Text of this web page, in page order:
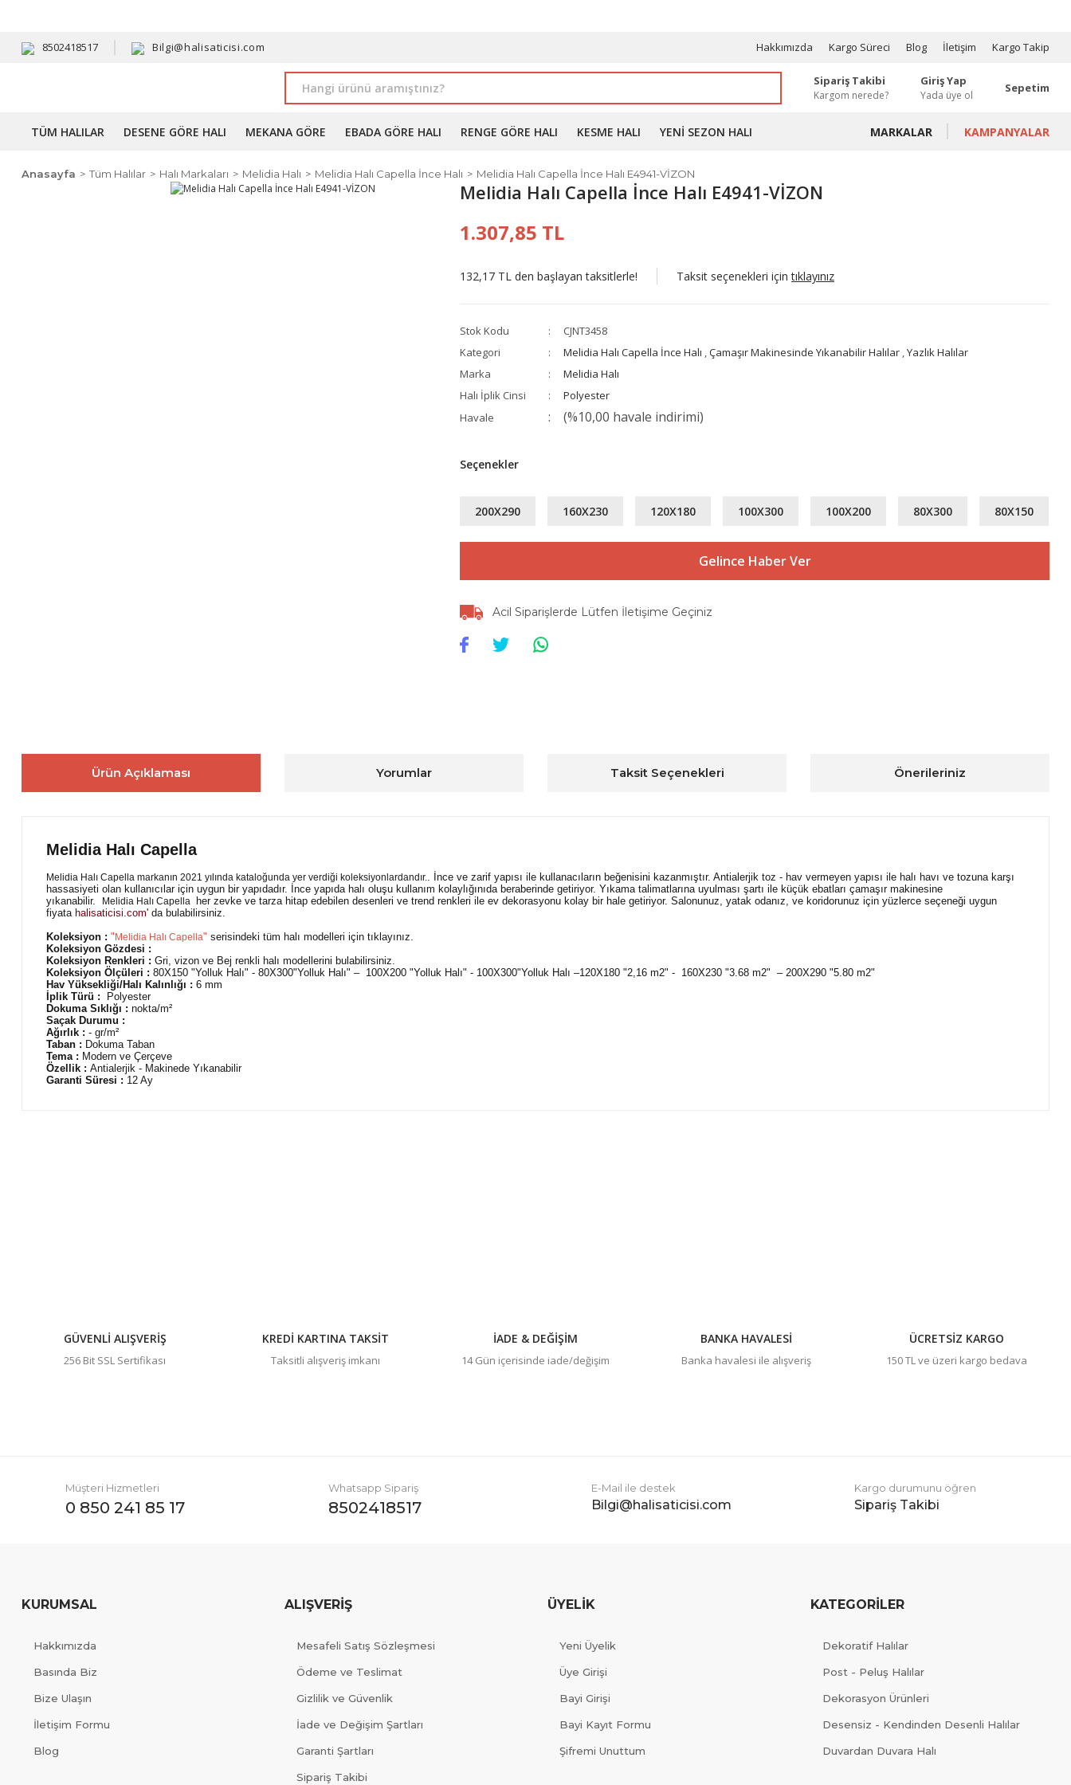
8502418517 Bilgi@halisaticisi.com Hakkımızda Kargo Süreci Blog İletişim Kargo Takip
Sipariş Takibi
Kargom nerede?
Giriş Yap
Yada üye ol
Sepetim
TÜM HALILAR DESENE GÖRE HALI MEKANA GÖRE EBADA GÖRE HALI RENGE GÖRE HALI KESME HALI YENI SEZON HALI MARKALAR KAMPANYALAR
Anasayfa Tüm Halılar Halı Markaları Melidia Halı Melidia Halı Capella İnce Halı Melidia Halı Capella İnce Halı E4941-VİZON
Melidia Halı Capella İnce Halı E4941-VİZON
1.307,85 TL
132,17 TL den başlayan taksitlerle! Taksit seçenekleri içintıklayınız
Stok Kodu
CJNT3458
Kategori
Melidia Halı Capella İnce Halı ,Çamaşır Makinesinde Yıkanabilir Halılar ,Yazlık Halılar
Marka
Melidia Halı
Halı İplik Cinsi
Polyester
Havale
(%10,00 havale indirimi)
Seçenekler
200X290 160X230 120X180 100X300 100X200 80X300 80X150
Gelince Haber Ver
Acil Siparişlerde Lütfen İletişime Geçiniz
Ürün Açıklaması Yorumlar Taksit Seçenekleri Önerileriniz
Melidia Halı Capella
Melidia Halı Capella markanın 2021 yılında kataloğunda yer verdiği koleksiyonlardandır.
. İnce ve zarif yapısı ile kullanacıların beğenisini kazanmıştır. Antialerjik toz - hav vermeyen yapısı ile halı havı ve tozuna karşı
hassasiyeti olan kullanıcılar için uygun bir yapıdadır. İnce yapıda halı oluşu kullanım kolaylığınıda beraberinde getiriyor. Yıkama talimatlarına uyulması şartı ile küçük ebatları çamaşır makinesine
yıkanabilir.
Melidia Halı Capella
her zevke ve tarza hitap edebilen desenleri ve trend renkleri ile ev dekorasyonu kolay bir hale getiriyor. Salonunuz, yatak odanız, ve koridorunuz için yüzlerce seçeneği uygun
fiyata halisaticisi.com' da bulabilirsiniz.
Koleksiyon : "Melidia Halı Capella" serisindeki tüm halı modelleri için tıklayınız.
Koleksiyon Gözdesi :
Koleksiyon Renkleri : Gri, vizon ve Bej renkli halı modellerini bulabilirsiniz.
Koleksiyon Ölçüleri : 80X150 "Yolluk Halı" - 80X300"Yolluk Halı" – 100X200 "Yolluk Halı" - 100X300"Yolluk Halı –120X180 "2,16 m2" - 160X230 "3.68 m2" – 200X290 "5.80 m2"
Hav Yüksekliği/Halı Kalınlığı : 6 mm
İplik Türü : Polyester
Dokuma Sıklığı : nokta/m²
Saçak Durumu :
Ağırlık : - gr/m²
Taban : Dokuma Taban
Tema : Modern ve Çerçeve
Özellik : Antialerjik - Makinede Yıkanabilir
Garanti Süresi : 12 Ay
GÜVENLİ ALIŞVERİŞ
256 Bit SSL Sertifikası
KREDİ KARTINA TAKSİT
Taksitli alışveriş imkanı
İADE & DEĞİŞİM
14 Gün içerisinde iade/değişim
BANKA HAVALESİ
Banka havalesi ile alışveriş
ÜCRETSİZ KARGO
150 TL ve üzeri kargo bedava
Müşteri Hizmetleri
0 850 241 85 17
Whatsapp Sipariş
8502418517
E-Mail ile destek
Bilgi@halisaticisi.com
Kargo durumunu öğren
Sipariş Takibi
KURUMSAL
Hakkımızda
Basında Biz
Bize Ulaşın
İletişim Formu
Blog
ALIŞVERİŞ
Mesafeli Satış Sözleşmesi
Ödeme ve Teslimat
Gizlilik ve Güvenlik
İade ve Değişim Şartları
Garanti Şartları
Sipariş Takibi
ÜYELİK
Yeni Üyelik
Üye Girişi
Bayi Girişi
Bayi Kayıt Formu
Şifremi Unuttum
KATEGORİLER
Dekoratif Halılar
Post - Peluş Halılar
Dekorasyon Ürünleri
Desensiz - Kendinden Desenli Halılar
Duvardan Duvara Halı